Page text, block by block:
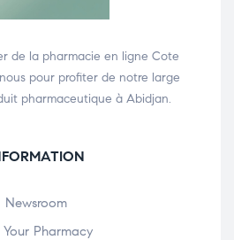
de la pharmacie en ligne Cote
pour profiter de notre large
pharmaceutique à Abidjan.
Newsroom
Your Pharmacy